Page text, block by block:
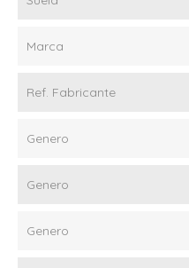
Marca
Ref. Fabricante
Genero
Genero
Genero